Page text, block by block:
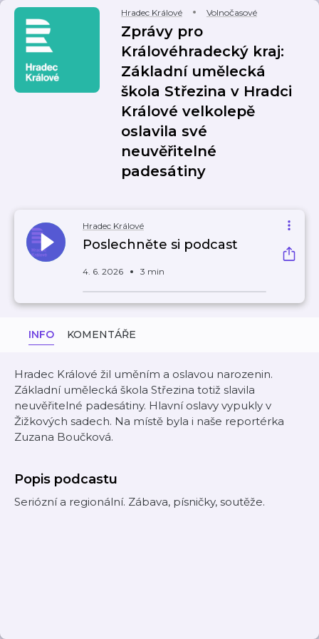
Hradec Králové Volnočasové
Zprávy pro
Královéhradecký kraj:
Základní umělecká
škola Střezina v Hradci
Králové velkolepě
oslavila své
neuvěřitelné
padesátiny
Hradec Králové
Poslechněte si podcast
4. 6. 2026 3 min
INFO KOMENTÁŘE
Hradec Králové žil uměním a oslavou narozenin.
Základní umělecká škola Střezina totiž slavila
neuvěřitelné padesátiny. Hlavní oslavy vypukly v
Žižkových sadech. Na místě byla i naše reportérka
Zuzana Boučková.
Popis podcastu
Seriózní a regionální. Zábava, písničky, soutěže.